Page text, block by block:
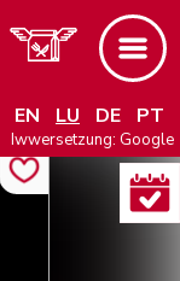
EN LU DE PT
Iwwersetzung: Google